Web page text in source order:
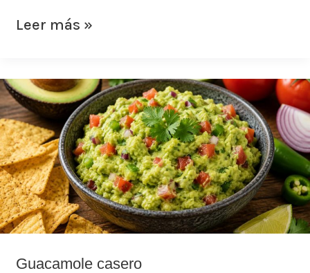
Leer más »
Guacamole casero
Guacamole
casero